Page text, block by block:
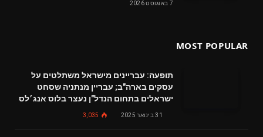
7 באוגוסט 2026
MOST POPULAR
תופעה: עבריינים מישראל משתלטים על
עסקים בארה"ב; עבריין מנתניה שסחט
ישראלים בתחום הנדל"ן נעצר בלוס אנג׳לס
31 בינואר 2025 3,035